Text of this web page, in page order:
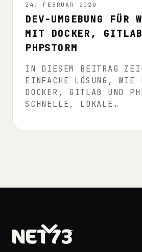
24. FEBRUAR 2020
DEV-UMGEBUNG FÜR
MIT DOCKER,
PHPSTORM
IN DIESEM BEITRAG
EINFACHE LÖSUNG, WIE
DOCKER, GITLAB UND
SCHNELLE, LOKALE…